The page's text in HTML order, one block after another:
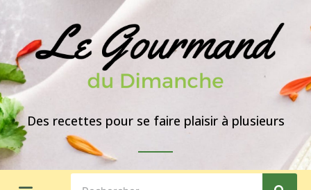
Des recettes pour se faire plaisir à plusieurs